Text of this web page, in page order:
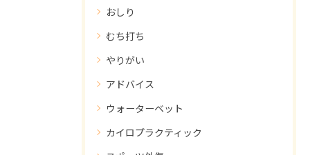
おしり
むち打ち
やりがい
アドバイス
ウォーターベット
カイロプラクティック